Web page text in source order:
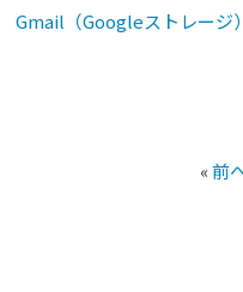
Gmail（Googleストレージ
«前